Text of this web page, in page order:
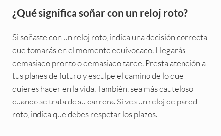
¿Qué significa soñar con un reloj roto?
Si soñaste con un reloj roto, indica una decisión correcta
que tomarás en el momento equivocado. Llegarás
demasiado pronto o demasiado tarde. Presta atención a
tus planes de futuro y esculpe el camino de lo que
quieres hacer en la vida. También, sea más cauteloso
cuando se trata de su carrera. Si ves un reloj de pared
roto, indica que debes respetar los plazos.